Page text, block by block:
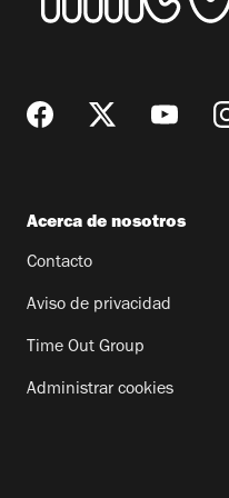
Acerca de nosotros
Contacto
Aviso de privacidad
Time Out Group
Administrar cookies